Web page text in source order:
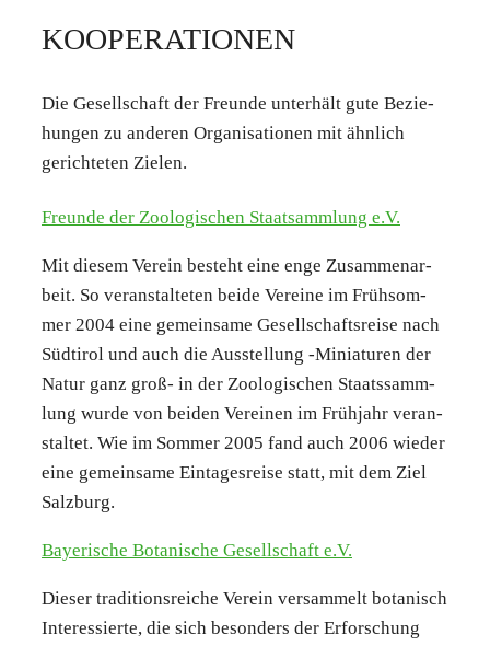
KOOPE­RA­TIO­NEN
Die Gesell­schaft der Freun­de unter­hält gute Bezie­
hun­gen zu ande­ren Orga­ni­sa­tio­nen mit ähn­lich
gerich­te­ten Zie­len.
Freun­de der Zoo­lo­gi­schen Staat­samm­lung e.V.
Mit die­sem Ver­ein besteht eine enge Zusam­men­ar­
beit. So ver­an­stal­te­ten bei­de Ver­ei­ne im Früh­som­
mer 2004 eine gemein­sa­me Gesell­schafts­rei­se nach
Süd­ti­rol und auch die Aus­stel­lung ‑Minia­tu­ren der
Natur ganz groß- in der Zoo­lo­gi­schen Staats­samm­
lung wur­de von bei­den Ver­ei­nen im Früh­jahr ver­an­
stal­tet. Wie im Som­mer 2005 fand auch 2006 wie­der
eine gemein­sa­me Ein­ta­ges­rei­se statt, mit dem Ziel
Salz­burg.
Baye­ri­sche Bota­ni­sche Gesell­schaft e.V.
Die­ser tra­di­ti­ons­rei­che Ver­ein ver­sam­melt bota­nisch
Inter­es­sier­te, die sich beson­ders der Erfor­schung